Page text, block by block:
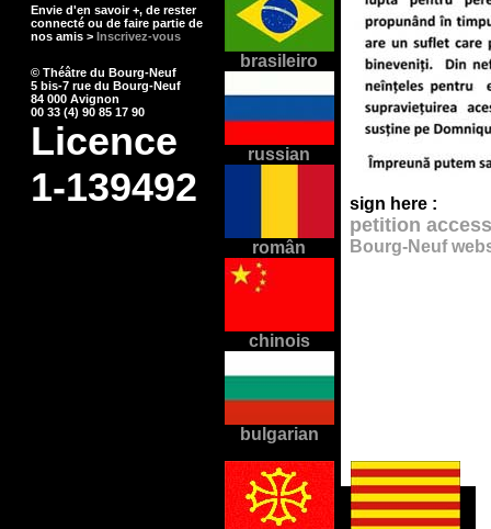
brasileiro
russian
sign here :
petition access
Bourg-Neuf
român
chinois
bulgarian
Envie d'en savoir +, de rester
connecté ou de faire partie de
nos amis > Inscrivez-vous
© Théâtre du Bourg-Neuf
5 bis-7 rue du Bourg-Neuf
84 000 Avignon
00 33 (4) 90 85 17 90
Licence
1-139492
vvvv vvvvvvvv